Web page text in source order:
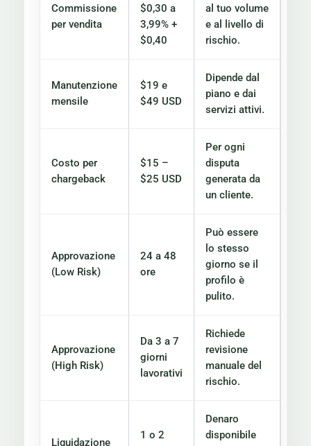
Commissione
per vendita
$0,30 a
3,99% +
$0,40
al tuo volume
e al livello di
rischio.
Manutenzione
mensile
$19 e
$49 USD
Dipende dal
piano e dai
servizi attivi.
Costo per
chargeback
$15 –
$25 USD
Per ogni
disputa
generata da
un cliente.
Approvazione
(Low Risk)
24 a 48
ore
Può essere
lo stesso
giorno se il
profilo è
pulito.
Approvazione
(High Risk)
Da 3 a 7
giorni
lavorativi
Richiede
revisione
manuale del
rischio.
Liquidazione
1 o 2
Denaro
disponibile